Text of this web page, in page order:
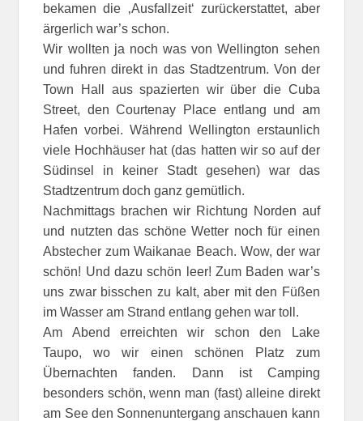
bekamen die ‚Ausfallzeit‘ zurückerstattet, aber
ärgerlich war’s schon.
Wir wollten ja noch was von Wellington sehen
und fuhren direkt in das Stadtzentrum. Von der
Town Hall aus spazierten wir über die Cuba
Street, den Courtenay Place entlang und am
Hafen vorbei. Während Wellington erstaunlich
viele Hochhäuser hat (das hatten wir so auf der
Südinsel in keiner Stadt gesehen) war das
Stadtzentrum doch ganz gemütlich.
Nachmittags brachen wir Richtung Norden auf
und nutzten das schöne Wetter noch für einen
Abstecher zum Waikanae Beach. Wow, der war
schön! Und dazu schön leer! Zum Baden war’s
uns zwar bisschen zu kalt, aber mit den Füßen
im Wasser am Strand entlang gehen war toll.
Am Abend erreichten wir schon den Lake
Taupo, wo wir einen schönen Platz zum
Übernachten fanden. Dann ist Camping
besonders schön, wenn man (fast) alleine direkt
am See den Sonnenuntergang anschauen kann